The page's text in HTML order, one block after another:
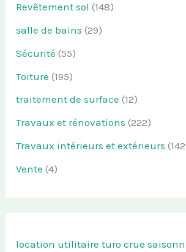
Revêtement sol (148)
salle de bains (29)
Sécurité (55)
Toiture (195)
traitement de surface (12)
Travaux et rénovations (222)
Travaux intérieurs et extérieurs
Vente (4)
location utilitaire turo crue